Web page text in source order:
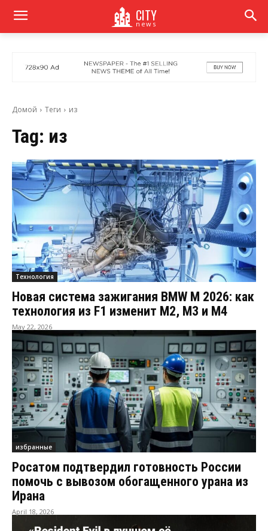
CITY
news
Домой Теги из
Tag: из
Технология
Новая система зажигания BMW M 2026: как
технология из F1 изменит M2, M3 и M4
May 22, 2026
избранные
Росатом подтвердил готовность России
помочь с вывозом обогащенного урана из
Ирана
April 18, 2026